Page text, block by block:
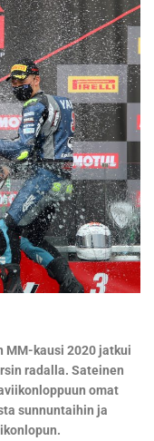
MM-kausi 2020 jatkui
radalla. Sateinen
omat
sunnuntaihin ja